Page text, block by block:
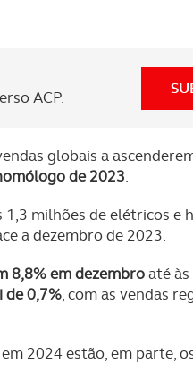
ACP.
globais a
de 2023.
1,3 milhões de elétricos e
a dezembro de 2023.
8,8% em dezembroaté
de 0,7%, com as vendas
2024 estão, em parte,